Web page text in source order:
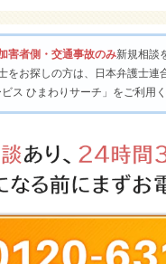
害者側・交通事故のみ新規相談
をお探しの方は、日本弁護士連
ビス ひまわりサーチ」をご利用く